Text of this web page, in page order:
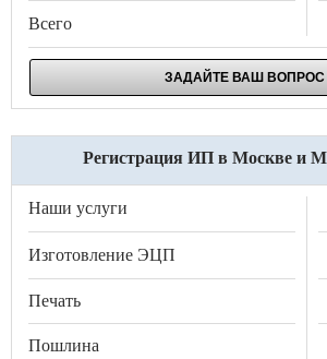
ЗАДАЙТЕ ВАШ ВОПРОС
Регистрация ИП в Москве и